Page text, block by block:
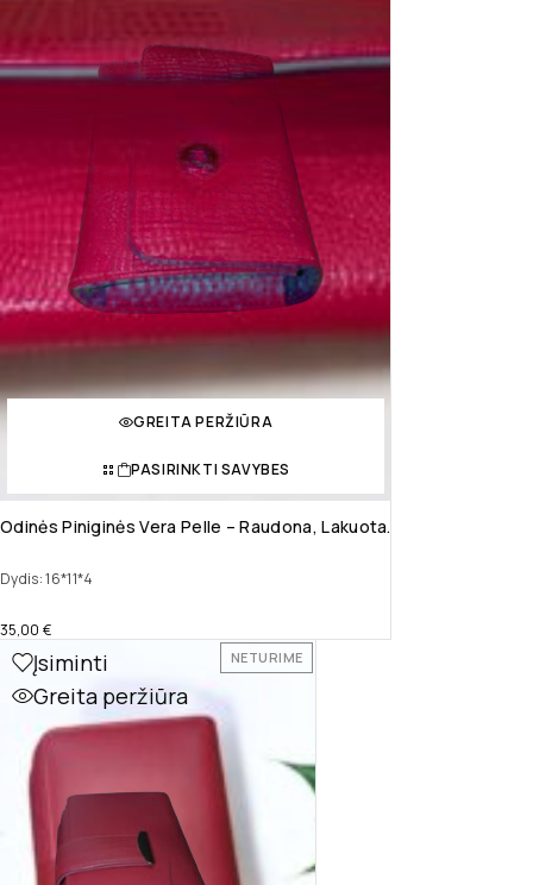
GREITA PERŽIŪRA
PASIRINKTI SAVYBES
Odinės Piniginės Vera Pelle – Raudona, Lakuota.
Dydis: 16*11*4
35,00 €
NETURIME
Įsiminti
Greita peržiūra